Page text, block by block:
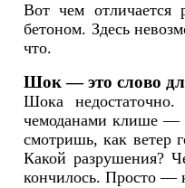
Вот чем отличается
бетоном. Здесь
что.
Шок — это слово
Шока
чемоданами клише —
смотришь, как ветер
Какой разрушения?
кончилось. Просто —